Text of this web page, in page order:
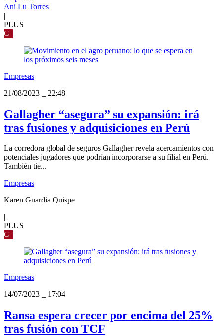
Ani Lu Torres
|
PLUS
G
Empresas
21/08/2023
22:48
Gallagher “asegura” su expansión: irá
tras fusiones y adquisiciones en Perú
La corredora global de seguros Gallagher revela acercamientos con
potenciales jugadores que podrían incorporarse a su filial en Perú.
También tie...
Empresas
Karen Guardia Quispe
PLUS
G
Empresas
14/07/2023
17:04
Ransa espera crecer por encima del 25%
tras fusión con TCF